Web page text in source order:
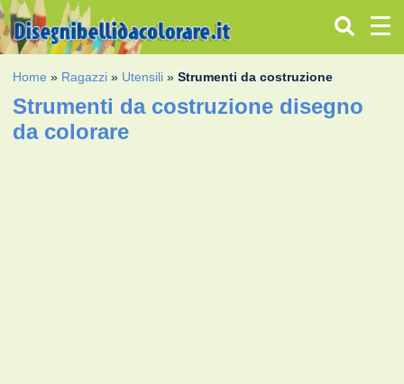
Home » Ragazzi » Utensili »Strumenti da costruzione
Strumenti da costruzione disegno
da colorare